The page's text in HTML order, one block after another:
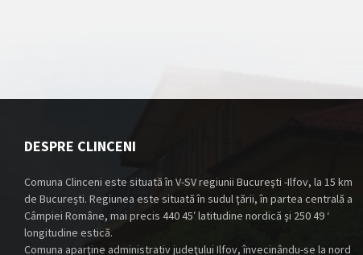
DESPRE CLINCENI
Comuna Clinceni este situată în V-SV regiunii Bucureşti -Ilfov, la 15 km
de Bucureşti. Regiunea este situată în sudul ţării, în partea centrală a
Câmpiei Române, mai precis 440 45′ latitudine nordică şi 250 49 ‘
longitudine estică.
Comuna aparţine administrativ judeţului Ilfov, învecinându-se la nord